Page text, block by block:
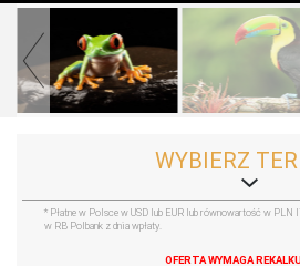
WYBIERZ
* Płatne w Polsce w USD lub EUR lub równowartość w PLN
w RB Polbank z dnia wpłaty.
OFERTA WYMAGA